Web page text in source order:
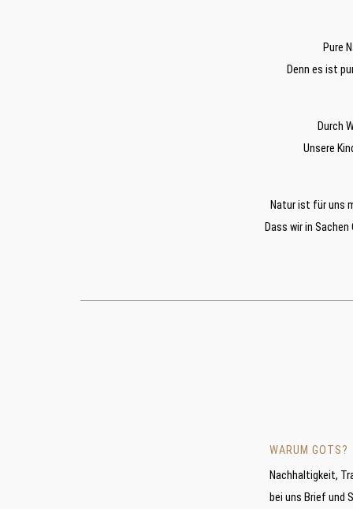
Pure
Denn es ist
Durch
Unsere
Natur ist für uns
Dass wir in
WARUM GOTS?
Nachhaltigkeit,
bei uns Brief und